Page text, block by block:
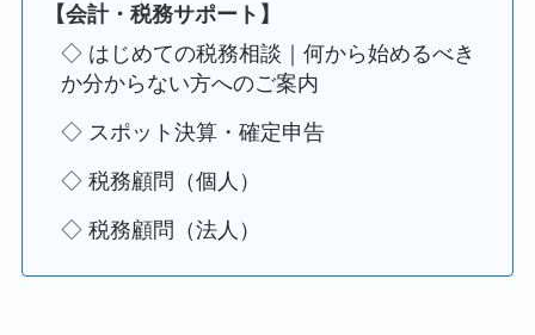
【会計・税務サポート】
◇ はじめての税務相談｜何から始めるべき
か分からない方へのご案内
◇ スポット決算・確定申告
◇ 税務顧問（個人）
◇ 税務顧問（法人）